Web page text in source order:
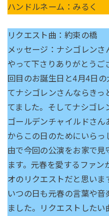
ハンドルネーム：みるく
リクエスト曲：約束の橋
メッセージ：ナシゴレン
やって下さりありがとう
回目のお誕生日と4月4日
てナシゴレンさんならきっ
てました。そしてナシゴレ
ゴールデンチャイルドさ
からこの日のためにいら
由で今回の公演をお家で
ます。元春を愛するファ
オのリクエストだと思いま
いつの日も元春の言葉や
ました。リクエストした